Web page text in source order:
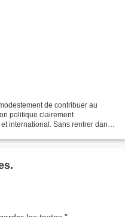
de contribuer au
politique clairement
international. Sans rentrer dans